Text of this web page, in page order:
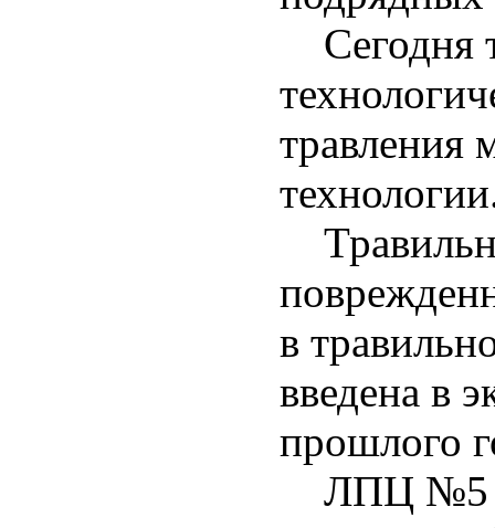
Сегодня
травления
в
введена в
прошлого
ЛПЦ №5